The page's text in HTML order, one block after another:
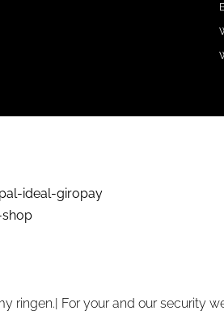
ringen.| For your and our security